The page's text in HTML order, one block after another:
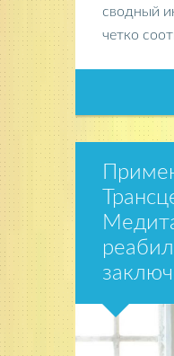
сводный
четко